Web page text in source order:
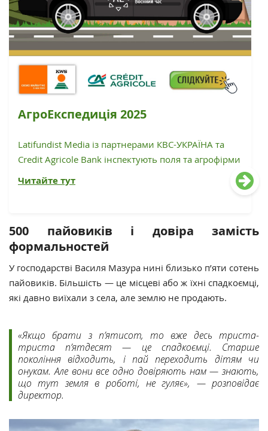
АгроЕкспедиція 2025
Latifundist Media із партнерами КВС-УКРАЇНА та
Credit Agricole Bank інспектують поля та агрофірми
Читайте тут
500 пайовиків і довіра замість
формальностей
У господарстві Василя Мазура нині близько п’яти сотень
пайовиків. Більшість — це місцеві або ж їхні спадкоємці,
які давно виїхали з села, але землю не продають.
«Якщо брати з п’ятисот, то вже десь триста-
триста п’ятдесят — це спадкоємці. Старше
покоління відходить, і пай переходить дітям чи
онукам. Але вони все одно довіряють нам — знають,
що тут земля в роботі, не гуляє», — розповідає
директор.